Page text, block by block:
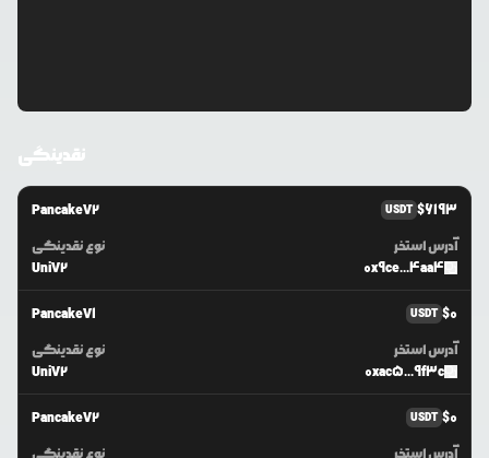
نقدینگی
PancakeV2 USDT $6193
نوع نقدینگی
UniV2
آدرس استخر
0x9ce...4aa4
PancakeV1 USDT $0
نوع نقدینگی
UniV2
آدرس استخر
0xac5...9f3c
PancakeV2 USDT $0
نوع نقدینگی آدرس استخر